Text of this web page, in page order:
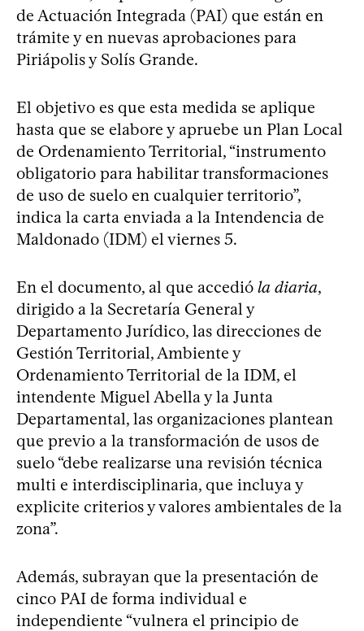
de Actuación Integrada (PAI) que están en
trámite y en nuevas aprobaciones para
Piriápolis y Solís Grande.
El objetivo es que esta medida se aplique
hasta que se elabore y apruebe un Plan Local
de Ordenamiento Territorial, “instrumento
obligatorio para habilitar transformaciones
de uso de suelo en cualquier territorio”,
indica la carta enviada a la Intendencia de
Maldonado (IDM) el viernes 5.
En el documento, al que accedió la diaria,
dirigido a la Secretaría General y
Departamento Jurídico, las direcciones de
Gestión Territorial, Ambiente y
Ordenamiento Territorial de la IDM, el
intendente Miguel Abella y la Junta
Departamental, las organizaciones plantean
que previo a la transformación de usos de
suelo “debe realizarse una revisión técnica
multi e interdisciplinaria, que incluya y
explicite criterios y valores ambientales de la
zona”.
Además, subrayan que la presentación de
cinco PAI de forma individual e
independiente “vulnera el principio de